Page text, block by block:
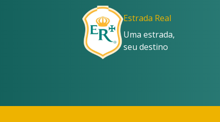
Estrada Real
Uma estrada,
seu destino